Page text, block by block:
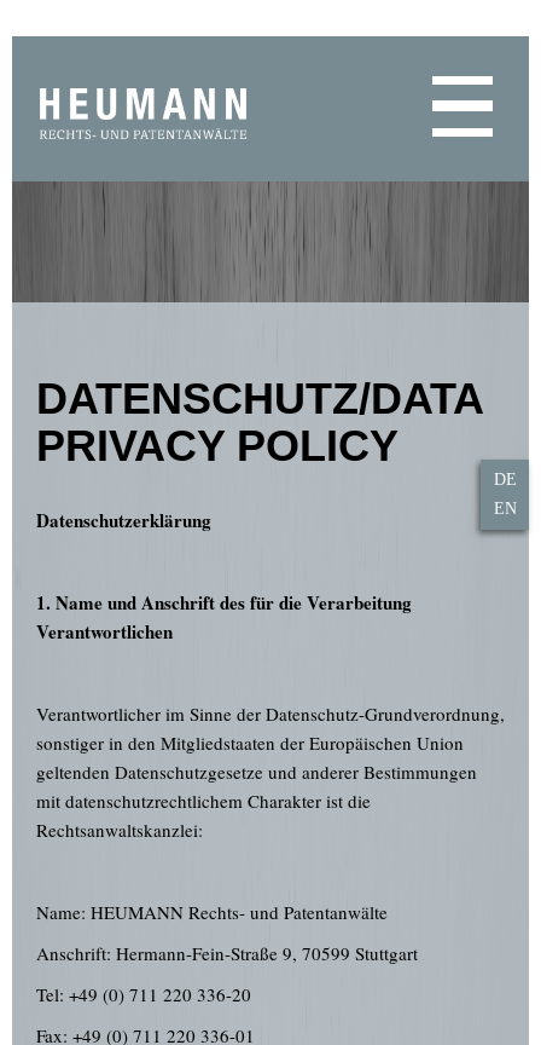
DE
EN
DATENSCHUTZ/DATA
PRIVACY POLICY
Datenschutzerklärung
1. Name und Anschrift des für die Verarbeitung
Verantwortlichen
Verantwortlicher im Sinne der Datenschutz-Grundverordnung,
sonstiger in den Mitgliedstaaten der Europäischen Union
geltenden Datenschutzgesetze und anderer Bestimmungen
mit datenschutzrechtlichem Charakter ist die
Rechtsanwaltskanzlei:
Name: HEUMANN Rechts- und Patentanwälte
Anschrift: Hermann-Fein-Straße 9, 70599 Stuttgart
Tel: +49 (0) 711 220 336-20
Fax: +49 (0) 711 220 336-01